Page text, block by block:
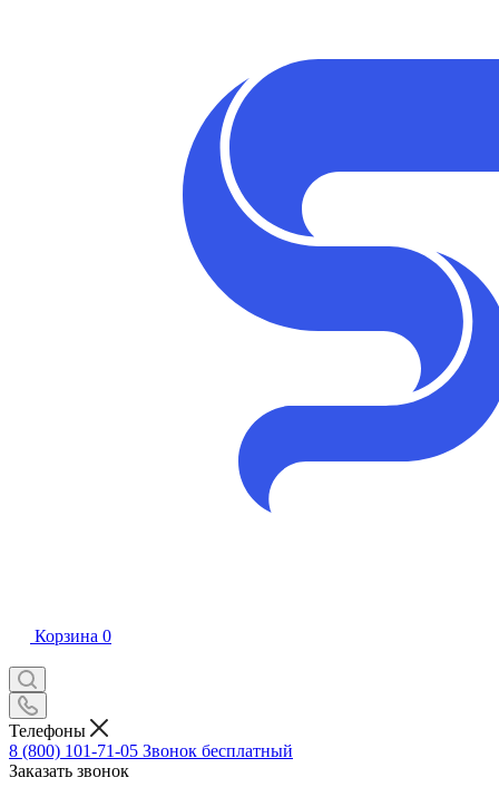
Корзина 0
Телефоны
8 (800) 101-71-05 Звонок бесплатный
Заказать звонок